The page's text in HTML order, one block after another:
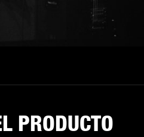
PRODUCTO